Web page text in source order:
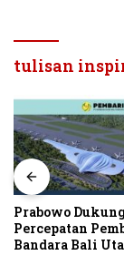
tulisan
Prabowo
Percepatan
Bandara Bali